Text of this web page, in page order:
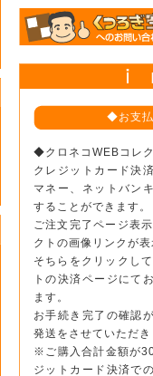
◆お支
◆クロネコWEBコレ
クレジットカード決
マネー、ネットバン
することができます。
ご注文完了ページ表
クトの画像リンクが
そちらをクリックし
トの決済ページにて
ます。
お手続き完了の確認
発送をさせていただ
※ご購入合計金額が
ジットカード決済で